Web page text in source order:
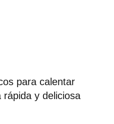
para calentar
rápida y deliciosa